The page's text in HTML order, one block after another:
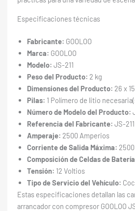
Especificaciones técnicas
Fabricante: GOOLOO
Marca: GOOLOO
Modelo: JS-211
Peso del Producto: 2 kg
Dimensiones del Producto: 26 x
Pilas: 1 Polímero de litio
Número de Modelo del Producto:
Referencia del Fabricante: JS-211
Amperaje: 2500 Amperios
Corriente de Salida Máxima:
Composición de Celdas de
Tensión: 12 Voltios
Tipo de Servicio del Vehículo:
Estas especificaciones detallan las
arrancador con compresor GOOLOO